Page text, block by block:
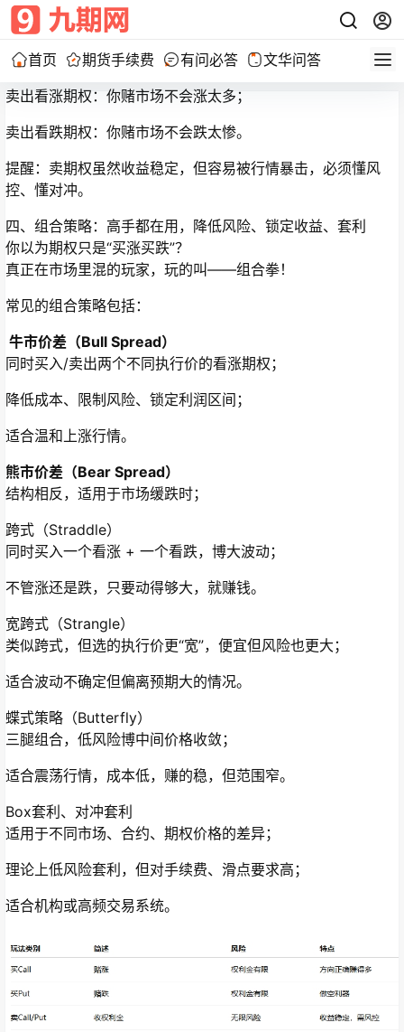
首页 期货手续费 有问必答 文华问答
价；
常见玩法：
卖出看涨期权：你赌市场不会涨太多；
卖出看跌期权：你赌市场不会跌太惨。
提醒：卖期权虽然收益稳定，但容易被行情暴击，必须懂风
控、懂对冲。
四、组合策略：高手都在用，降低风险、锁定收益、套利
你以为期权只是“买涨买跌”？
真正在市场里混的玩家，玩的叫——组合拳！
常见的组合策略包括：
牛市价差（Bull Spread）
同时买入/卖出两个不同执行价的看涨期权；
降低成本、限制风险、锁定利润区间；
适合温和上涨行情。
熊市价差（Bear Spread）
结构相反，适用于市场缓跌时；
跨式（Straddle）
同时买入一个看涨 + 一个看跌，博大波动；
不管涨还是跌，只要动得够大，就赚钱。
宽跨式（Strangle）
类似跨式，但选的执行价更“宽”，便宜但风险也更大；
适合波动不确定但偏离预期大的情况。
蝶式策略（Butterfly）
三腿组合，低风险博中间价格收敛；
适合震荡行情，成本低，赚的稳，但范围窄。
Box套利、对冲套利
适用于不同市场、合约、期权价格的差异；
理论上低风险套利，但对手续费、滑点要求高；
适合机构或高频交易系统。